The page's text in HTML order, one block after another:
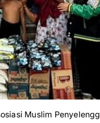
Muslim